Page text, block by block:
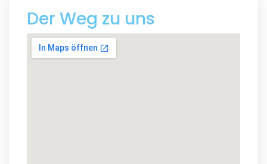
Der Weg zu uns